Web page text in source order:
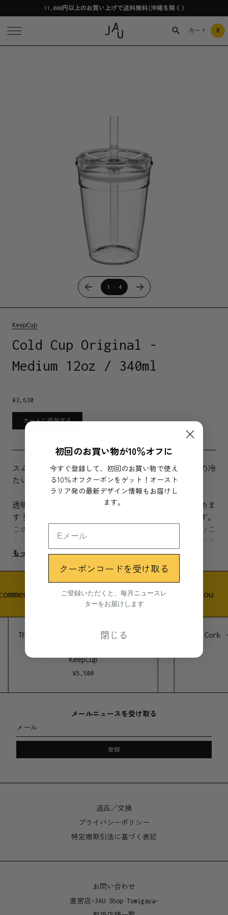
11,000円以上のお買い上げで送料無料(沖縄を除く)
カート 0
1 4
KeepCup
Cold Cup Original -
Medium 12oz / 340ml
¥3,630
カートに追加する
スムージーやタピオカドリンク、ジュースなど全ての冷
たい飲み物にぴったりのCold Cupをご紹介！
透明のCold Cupで美味しい飲み物を見た目でも楽しめま
す！丈夫なトライタンプラスチックからできています。
この素材は飲み物を本来の美味しさそそのまま楽しむこ
とができること以外にも、BPS、BPAフリーでもある製品
です。
ついています。シリコンガスケットは取り外し可能で清
潔にお手入れができます。
KeepCupはモジュラー型の製品展開のため、Cold Cupの
蓋はBrewシリーズのS
からLサイズにも対応しています。
食器洗い機での洗浄では、他の食器の油などによりプラ
スチックが曇る可能性があるため、やさしい手洗いを推
奨しています。蓋を外した状態であれば 100°C / 212°F
まで電子レンジの使用が可能です。
トライタン・コポリエステル再利用可能カップ、プラス
チック・コポリエステル蓋/ストロー、シリコンガスケ
12oz - 171mm（ストロー込み）、111mm（蓋なし）
もっと見る
for you Recommended for you
Thermal KeepCup - Alder - Medium
KeepCup
¥5,500
Brew
メールニュースを受け取る
メール
登録
返品／交換
プライバシーポリシー
特定商取引法に基づく表記
お問い合わせ
直営店-JAU Shop Tomigaya-
初回のお買い物が10％オフに
今すぐ登録して、初回のお買い物で使え
る10％オフクーポンをゲット！オースト
ラリア発の最新デザイン情報もお届けし
ます。
クーポンコードを受け取る
ご登録いただくと、毎月ニュースレ
ターをお届けします
閉じる